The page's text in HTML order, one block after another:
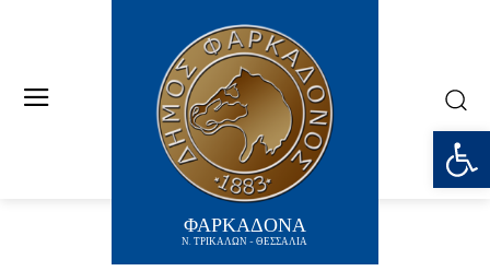
ΦΑΡΚΑΔΟΝΑ
Ν. ΤΡΙΚΑΛΩΝ - ΘΕΣΣΑΛΙΑ